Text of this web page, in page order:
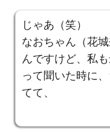
じゃあ（笑）
なおちゃん（花
んですけど、私
って聞いた時に
てて、